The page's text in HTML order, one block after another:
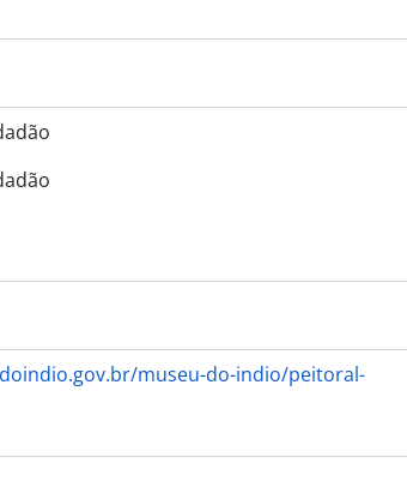
museu-do-indio/peitoral-